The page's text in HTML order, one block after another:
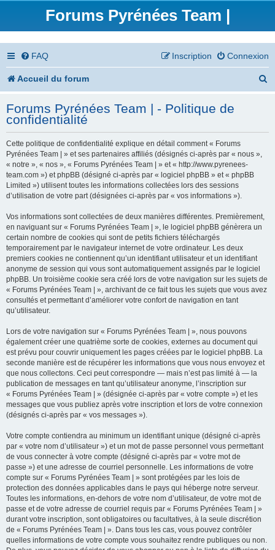
Forums Pyrénées Team |
FAQ Connexion
Inscription
Accueil du forum
h
Forums Pyrénées Team | - Politique de
confidentialité
Cette politique de confidentialité explique en détail comment « Forums
Pyrénées Team | » et ses partenaires affiliés (désignés ci-après par « nous »,
« notre », « nos », « Forums Pyrénées Team | » et « http://www.pyrenees-
team.com ») et phpBB (désigné ci-après par « logiciel phpBB » et « phpBB
Limited ») utilisent toutes les informations collectées lors des sessions
d’utilisation de votre part (désignées ci-après par « vos informations »).
Vos informations sont collectées de deux manières différentes. Premièrement,
en naviguant sur « Forums Pyrénées Team | », le logiciel phpBB génèrera un
certain nombre de cookies qui sont de petits fichiers téléchargés
temporairement par le navigateur internet de votre ordinateur. Les deux
premiers cookies ne contiennent qu’un identifiant utilisateur et un identifiant
anonyme de session qui vous sont automatiquement assignés par le logiciel
phpBB. Un troisième cookie sera créé lors de votre navigation sur les sujets de
« Forums Pyrénées Team | », archivant de ce fait tous les sujets que vous avez
consultés et permettant d’améliorer votre confort de navigation en tant
qu’utilisateur.
Lors de votre navigation sur « Forums Pyrénées Team | », nous pouvons
également créer une quatrième sorte de cookies, externes au document qui
est prévu pour couvrir uniquement les pages créées par le logiciel phpBB. La
seconde manière est de récupérer les informations que vous nous envoyez et
que nous collectons. Ceci peut correspondre — mais n’est pas limité à — la
publication de messages en tant qu’utilisateur anonyme, l’inscription sur
« Forums Pyrénées Team | » (désignée ci-après par « votre compte ») et les
messages que vous publiez après votre inscription et lors de votre connexion
(désignés ci-après par « vos messages »).
Votre compte contiendra au minimum un identifiant unique (désigné ci-après
par « votre nom d’utilisateur ») et un mot de passe personnel vous permettant
de vous connecter à votre compte (désigné ci-après par « votre mot de
passe ») et une adresse de courriel personnelle. Les informations de votre
compte sur « Forums Pyrénées Team | » sont protégées par les lois de
protection des données applicables dans le pays qui héberge notre serveur.
Toutes les informations, en-dehors de votre nom d’utilisateur, de votre mot de
passe et de votre adresse de courriel requis par « Forums Pyrénées Team | »
durant votre inscription, sont obligatoires ou facultatives, à la seule discrétion
de « Forums Pyrénées Team | ». Dans tous les cas, vous pouvez contrôler
quelles informations de votre compte vous souhaitez rendre publiques ou non.